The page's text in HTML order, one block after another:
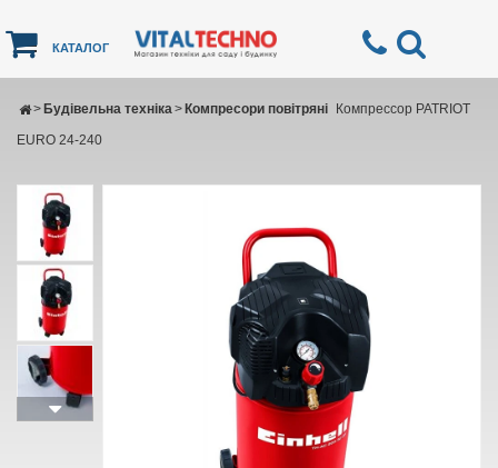
КАТАЛОГ
Будівельна техніка
> Компресори повітряні
>
Компрессор PATRIOT
EURO 24-240